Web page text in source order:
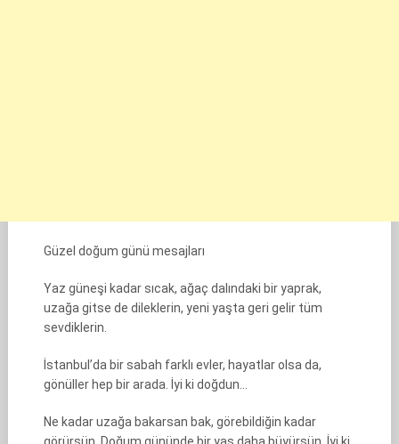
Güzel doğum günü mesajları
Yaz güneşi kadar sıcak, ağaç dalındaki bir yaprak,
uzağa gitse de dileklerin, yeni yaşta geri gelir tüm
sevdiklerin.
İstanbul’da bir sabah farklı evler, hayatlar olsa da,
gönüller hep bir arada. İyi ki doğdun…
Ne kadar uzağa bakarsan bak, görebildiğin kadar